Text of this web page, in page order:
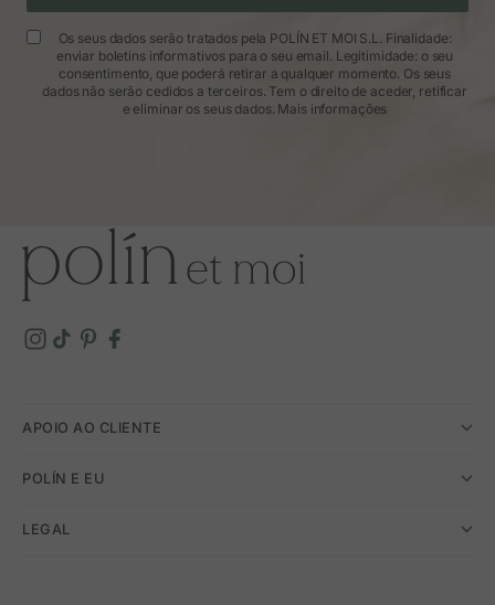
Os seus dados serão tratados pela POLÍN ET MOI S.L. Finalidade:
enviar boletins informativos para o seu email. Legitimidade: o seu
consentimento, que poderá retirar a qualquer momento. Os seus
dados não serão cedidos a terceiros. Tem o direito de aceder, retificar
e eliminar os seus dados. Mais informações
APOIO AO CLIENTE
POLÍN E EU
LEGAL